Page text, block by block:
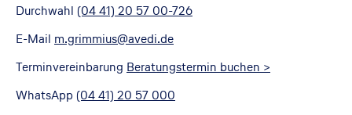
Durchwahl (04 41) 20 57 00-726
E-Mail m.grimmius@avedi.de
Terminvereinbarung Beratungstermin buchen >
WhatsApp (04 41) 20 57 000